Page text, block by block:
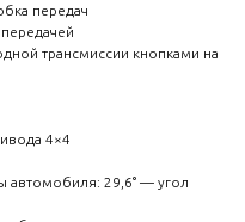
передач
трансмиссии кнопками на
4×4
автомобиля: 29,6° — угол